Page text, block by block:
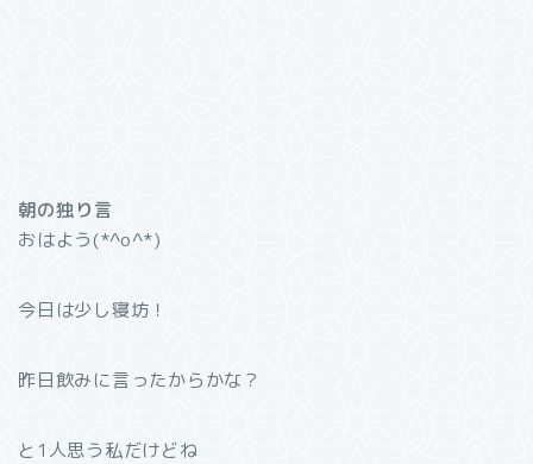
朝の独り言
おはよう(*^o^*)
今日は少し寝坊！
昨日飲みに言ったからかな？
と1人思う私だけどね